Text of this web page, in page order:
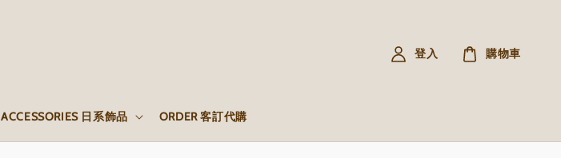
ACCESSORIES 日系飾品 ORDER 客訂代購
登入 購物車